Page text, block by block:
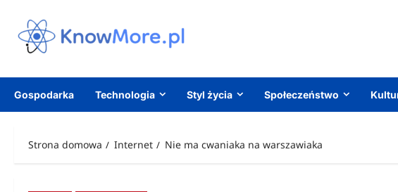
treści
Gospodarka Technologia Styl życia Społeczeństwo
Strona domowa Internet Nie ma cwaniaka na warszawiaka